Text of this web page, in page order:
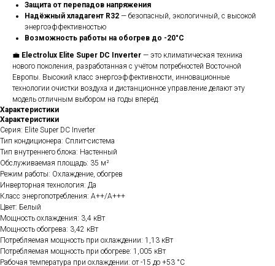
Защита от перепадов напряжения
Надёжный хладагент R32 — безопасный, экологичный, с высокой
энергоэффективностью
Возможность работы на обогрев до -20°C
💼 Electrolux Elite Super DC Inverter — это климатическая техника
нового поколения, разработанная с учётом потребностей Восточной
Европы. Высокий класс энергоэффективности, инновационные
технологии очистки воздуха и дистанционное управление делают эту
модель отличным выбором на годы вперёд.
Характеристики
Характеристики
Серия: Elite Super DC Inverter
Тип кондиционера: Сплит-система
Тип внутреннего блока: Настенный
Обслуживаемая площадь: 35 м²
Режим работы: Охлаждение, обогрев
Инверторная технология: Да
Класс энергопотребления: A++/A+++
Цвет: Белый
Мощность охлаждения: 3,4 кВт
Мощность обогрева: 3,42 кВт
Потребляемая мощность при охлаждении: 1,13 кВт
Потребляемая мощность при обогреве: 1,005 кВт
Рабочая температура при охлаждении: от -15 до +53 °C